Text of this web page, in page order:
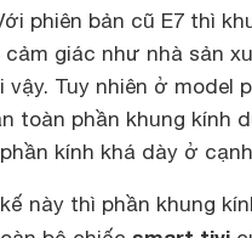
phiên bản cũ E7 thì
giác như nhà sản
vậy. Tuy nhiên ở model
toàn phần khung kính
kính khá dày ở
này thì phần khung